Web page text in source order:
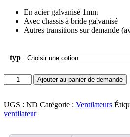
En acier galvanisé 1mm
Avec chassis à bride galvanisé
Autres transitions sur demande
typ
quantité
de
pour
ventilateur
Ajouter au panier de demande
UGS : ND Catégorie : Ventilateurs
ventilateur